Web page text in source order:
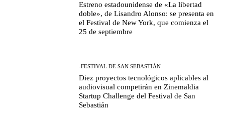
Estreno estadounidense de «La libertad
doble», de Lisandro Alonso: se presenta en
el Festival de New York, que comienza el
25 de septiembre
-FESTIVAL DE SAN SEBASTIÁN
Diez proyectos tecnológicos aplicables al
audiovisual competirán en Zinemaldia
Startup Challenge del Festival de San
Sebastián